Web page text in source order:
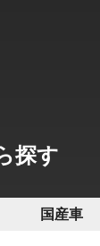
探す
国産車